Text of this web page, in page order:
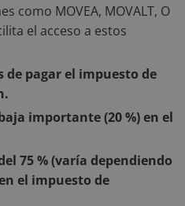
como MOVEA, MOVALT, O
el acceso a estos
de pagar el impuesto de
importante (20 %) en el
75 % (varía dependiendo
el impuesto de